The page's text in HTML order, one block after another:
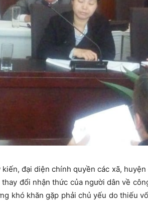
đại diện chính quyền các xã,
đổi nhận thức của người dân về
khó khăn gặp phải chủ yếu do thiếu